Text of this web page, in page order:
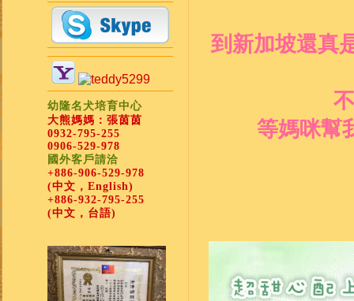
幼隆名犬培育中心
大熊媽媽：張茵茵
0932-795-255
0906-529-978
國外客戶請洽
+886-906-529-978
(中文，English)
+886-932-795-255
(中文，台語)
到新加坡還真
等媽咪幫